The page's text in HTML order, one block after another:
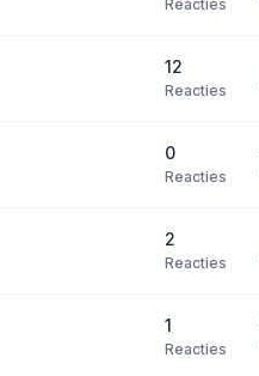
Reacties
12
Reacties
0
Reacties
2
Reacties
1
Reacties